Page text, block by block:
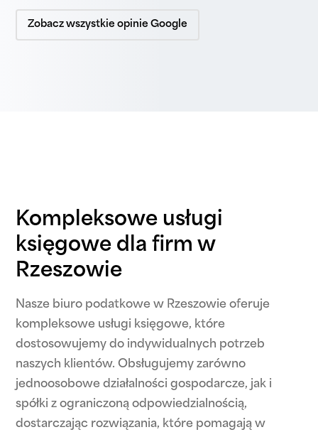
Zobacz wszystkie opinie Google
Kompleksowe usługi
księgowe dla firm w
Rzeszowie
Nasze biuro podatkowe w Rzeszowie oferuje
kompleksowe usługi księgowe, które
dostosowujemy do indywidualnych potrzeb
naszych klientów. Obsługujemy zarówno
jednoosobowe działalności gospodarcze, jak i
spółki z ograniczoną odpowiedzialnością,
dostarczając rozwiązania, które pomagają w